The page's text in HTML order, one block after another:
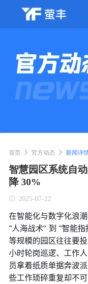
首页 官方动态 新闻详
智慧园区系统自
降 30%
2025-07-22
在智能化与数字化浪
“人海战术” 到 “智能
等规模的园区往往要
小时轮岗巡逻、工作
员拿着纸质单据奔波
些工作琐碎重复却不